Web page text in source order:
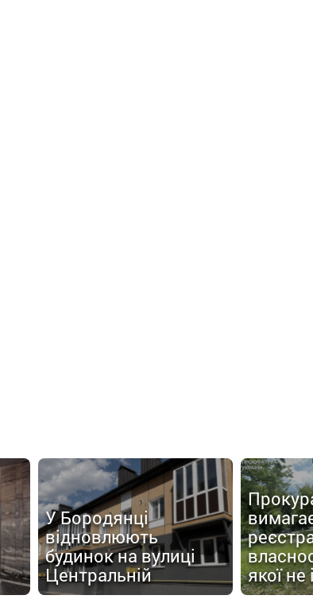
У Бородянці
відновлюють
будинок на вулиці
Центральній
якої не